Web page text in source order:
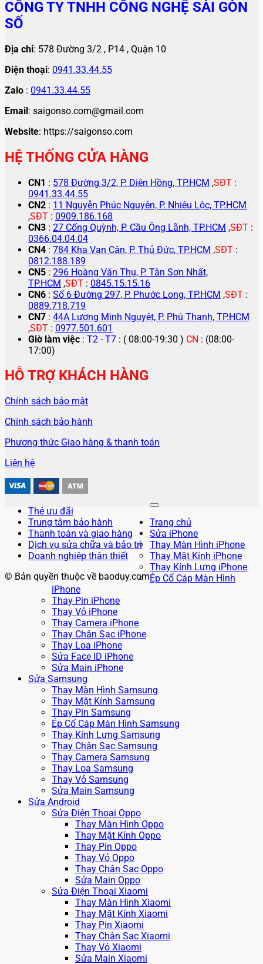
CÔNG TY TNHH CÔNG NGHỆ SÀI GÒN
SỐ
Địa chỉ: 578 Đường 3/2 , P14 , Quận 10
Điện thoại: 0941.33.44.55
Zalo : 0941.33.44.55
Email: saigonso.com@gmail.com
Website: https://saigonso.com
HỆ THỐNG CỬA HÀNG
CN1 : 578 Đường 3/2, P. Diên Hồng, TP.HCM ,SĐT :
0941.33.44.55
CN2 : 11 Nguyễn Phúc Nguyên, P. Nhiêu Lộc, TP.HCM
,SĐT : 0909.186.168
CN3 : 27 Cống Quỳnh, P. Cầu Ông Lãnh, TP.HCM ,SĐT :
0366.04.04.04
CN4 : 784 Kha Vạn Cân, P. Thủ Đức, TP.HCM ,SĐT :
0812.188.189
CN5 : 296 Hoàng Văn Thụ, P. Tân Sơn Nhất,
TP.HCM ,SĐT : 0845.15.15.16
CN6 : Số 6 Đường 297, P. Phước Long, TP.HCM ,SĐT :
0889.718.719
CN7 : 44A Lương Minh Nguyệt, P. Phú Thạnh, TP.HCM
,SĐT : 0977.501.601
Giờ làm việc : T2 - T7 : ( 08:00-19:30 ) CN : (08:00-
17:00)
HỖ TRỢ KHÁCH HÀNG
Chính sách bảo mật
Chính sách bảo hành
Phương thức Giao hàng & thanh toán
Liên hệ
Thẻ ưu đãi
Trung tâm bảo hành
Thanh toán và giao hàng
Dịch vụ sửa chữa và bảo trì
Doanh nghiệp thân thiết
© Bản quyền thuộc về baoduy.com
Trang chủ
Sửa iPhone
Thay Màn Hình iPhone
Thay Mặt Kính iPhone
Thay Kính Lưng iPhone
Ép Cổ Cáp Màn Hình
iPhone
Thay Pin iPhone
Thay Vỏ iPhone
Thay Camera iPhone
Thay Chân Sạc iPhone
Thay Loa iPhone
Sửa Face ID iPhone
Sửa Main iPhone
Sửa Samsung
Thay Màn Hình Samsung
Thay Mặt Kính Samsung
Thay Pin Samsung
Ép Cổ Cáp Màn Hình Samsung
Thay Kính Lưng Samsung
Thay Chân Sạc Samsung
Thay Camera Samsung
Thay Loa Samsung
Thay Vỏ Samsung
Sửa Main Samsung
Sửa Android
Sửa Điện Thoại Oppo
Thay Màn Hình Oppo
Thay Mặt Kính Oppo
Thay Pin Oppo
Thay Vỏ Oppo
Thay Chân Sạc Oppo
Sửa Main Oppo
Sửa Điện Thoại Xiaomi
Thay Màn Hình Xiaomi
Thay Mặt Kính Xiaomi
Thay Pin Xiaomi
Thay Chân Sạc Xiaomi
Thay Vỏ Xiaomi
Sửa Main Xiaomi